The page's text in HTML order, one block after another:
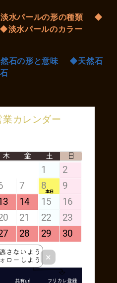
水パールの形の種類
◆
◆淡水パールのカラー
石の形と意味
◆天然石
カレンダー